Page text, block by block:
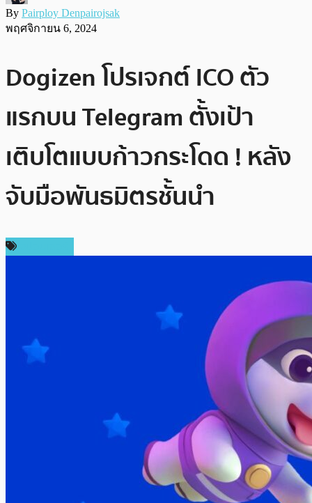
By Pairploy Denpairojsak
พฤศจิกายน 6, 2024
Dogizen โปรเจกต์ ICO ตัว
แรกบน Telegram ตั้งเป้า
เติบโตแบบก้าวกระโดด ! หลัง
จับมือพันธมิตรชั้นนำ